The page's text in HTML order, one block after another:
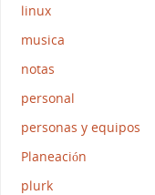
linux
musica
notas
personal
personas y equipos
Planeación
plurk